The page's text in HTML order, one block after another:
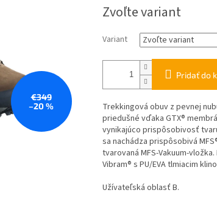
€349
–20 %
cena:
Zvoľte variant
Variant
Pridať do
Trekkingová obuv z pevnej
priedušné vďaka GTX®
vynikajúco prispôsobivosť
sa nachádza prispôsobivá
tvarovaná MFS-Vakuum-
Vibram® s PU/EVA tlmiacim
Užívateľská oblasť B.